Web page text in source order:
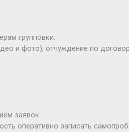
групповки:
и фото), отчуждение по
заявок
оперативно записать